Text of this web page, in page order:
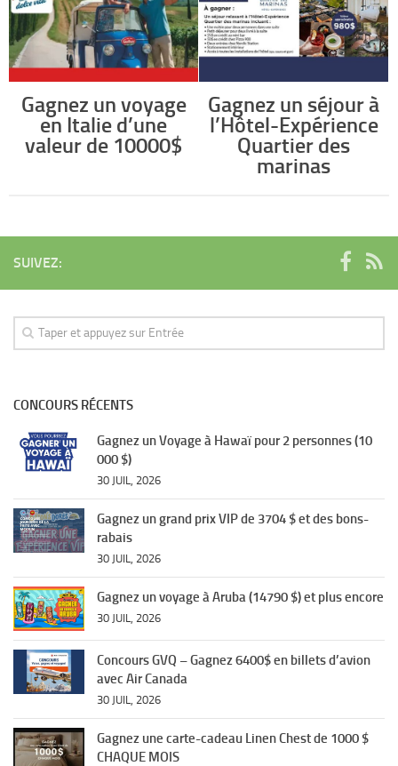
Gagnez un voyage
en Italie d’une
valeur de 10000$
Gagnez un séjour à
l’Hôtel-Expérience
Quartier des
marinas
SUIVEZ:
CONCOURS RÉCENTS
Gagnez un Voyage à Hawaï pour 2 personnes (10
000 $)
30 JUIL, 2026
Gagnez un grand prix VIP de 3704 $ et des bons-
rabais
30 JUIL, 2026
Gagnez un voyage à Aruba (14790 $) et plus encore
30 JUIL, 2026
Concours GVQ – Gagnez 6400$ en billets d’avion
avec Air Canada
30 JUIL, 2026
Gagnez une carte-cadeau Linen Chest de 1000 $
CHAQUE MOIS